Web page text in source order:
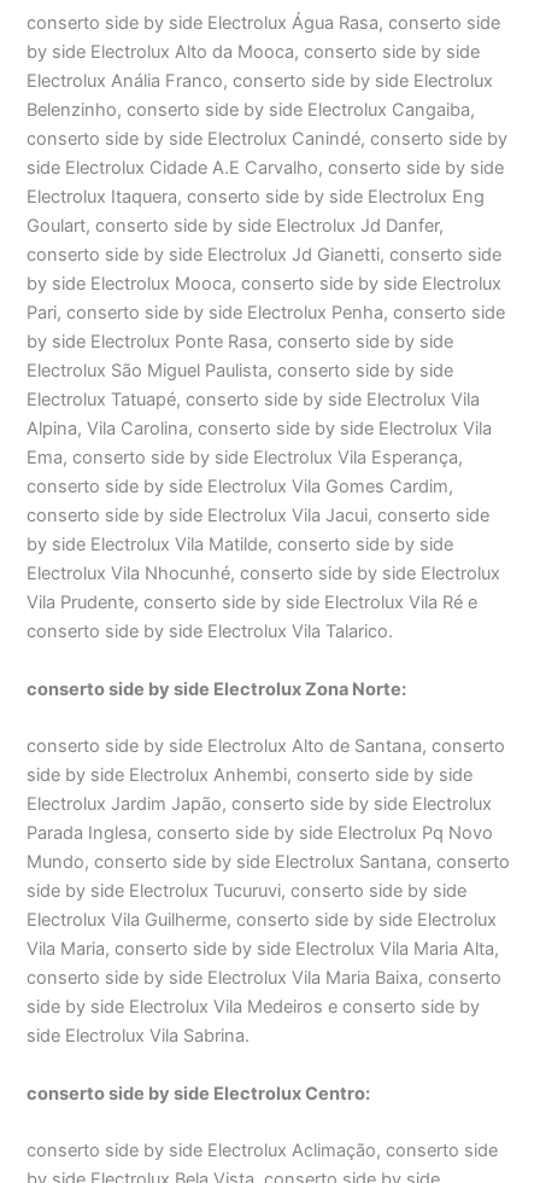
conserto side by side Electrolux Água Rasa, conserto side
by side Electrolux Alto da Mooca, conserto side by side
Electrolux Anália Franco, conserto side by side Electrolux
Belenzinho, conserto side by side Electrolux Cangaiba,
conserto side by side Electrolux Canindé, conserto side by
side Electrolux Cidade A.E Carvalho, conserto side by side
Electrolux Itaquera, conserto side by side Electrolux Eng
Goulart, conserto side by side Electrolux Jd Danfer,
conserto side by side Electrolux Jd Gianetti, conserto side
by side Electrolux Mooca, conserto side by side Electrolux
Pari, conserto side by side Electrolux Penha, conserto side
by side Electrolux Ponte Rasa, conserto side by side
Electrolux São Miguel Paulista, conserto side by side
Electrolux Tatuapé, conserto side by side Electrolux Vila
Alpina, Vila Carolina, conserto side by side Electrolux Vila
Ema, conserto side by side Electrolux Vila Esperança,
conserto side by side Electrolux Vila Gomes Cardim,
conserto side by side Electrolux Vila Jacui, conserto side
by side Electrolux Vila Matilde, conserto side by side
Electrolux Vila Nhocunhé, conserto side by side Electrolux
Vila Prudente, conserto side by side Electrolux Vila Ré e
conserto side by side Electrolux Vila Talarico.
conserto side by side Electrolux Zona Norte:
conserto side by side Electrolux Alto de Santana, conserto
side by side Electrolux Anhembi, conserto side by side
Electrolux Jardim Japão, conserto side by side Electrolux
Parada Inglesa, conserto side by side Electrolux Pq Novo
Mundo, conserto side by side Electrolux Santana, conserto
side by side Electrolux Tucuruvi, conserto side by side
Electrolux Vila Guilherme, conserto side by side Electrolux
Vila Maria, conserto side by side Electrolux Vila Maria Alta,
conserto side by side Electrolux Vila Maria Baixa, conserto
side by side Electrolux Vila Medeiros e conserto side by
side Electrolux Vila Sabrina.
conserto side by side Electrolux Centro:
conserto side by side Electrolux Aclimação, conserto side